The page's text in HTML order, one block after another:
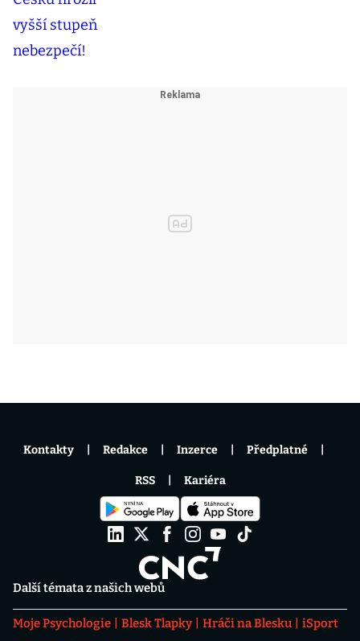
Další témata z našich webů
Moje Psychologie Blesk Tlapky Hráči na Blesku
iSport
Kontakty Redakce Inzerce Předplatné
RSS Kariéra